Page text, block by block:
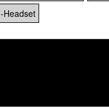
Headset